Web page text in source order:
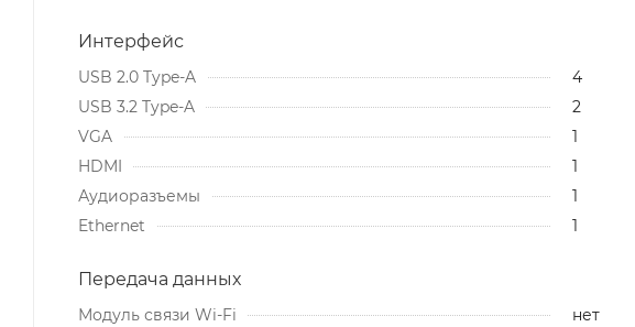
Интерфейс
USB 2.0 Type-A
4
USB 3.2 Type-A
2
VGA
1
HDMI
1
Аудиоразъемы
1
Ethernet
1
Передача данных
Модуль связи Wi-Fi
нет